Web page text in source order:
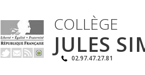
COLLÈGE
JULES
02.97.47.27.81